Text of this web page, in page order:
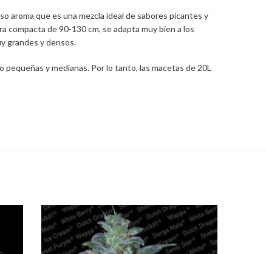
aroma que es una mezcla ideal de sabores picantes y
de 90-130 cm, se adapta muy bien a los
grandes y densos.
y medianas. Por lo tanto, las macetas de 20L